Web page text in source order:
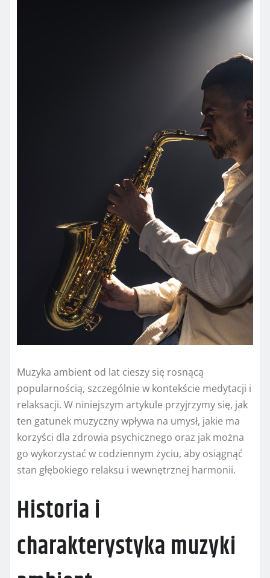
Muzyka ambient od lat cieszy się rosnącą
popularnością, szczególnie w kontekście medytacji i
relaksacji. W niniejszym artykule przyjrzymy się, jak
ten gatunek muzyczny wpływa na umysł, jakie ma
korzyści dla zdrowia psychicznego oraz jak można
go wykorzystać w codziennym życiu, aby osiągnąć
stan głębokiego relaksu i wewnętrznej harmonii.
Historia i
charakterystyka muzyki